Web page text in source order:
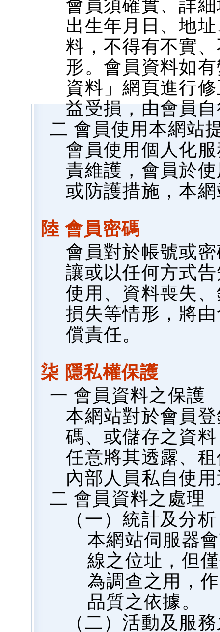
會員須確實、詳
出生年月日、地
料，不得有不實
形。會員資料如
資料」網頁進行
益受損，由會員
二 會員使用本網站
會員使用個人化
責維護，會員於
或防護措施，本
陸 會員密碼
會員對於帳號或
讓或以任何方式
使用、資料喪失
損失等情形，將
償責任。
柒 隱私權保護
一 會員資料之保護
本網站對於會員
碼、或儲存之資
任意將其透露、
內部人員私自使
二 會員資料之處理
（一）統計及分析
本網站伺服器
線之位址，但
為調查之用，
品質之依據。
（二）活動及服